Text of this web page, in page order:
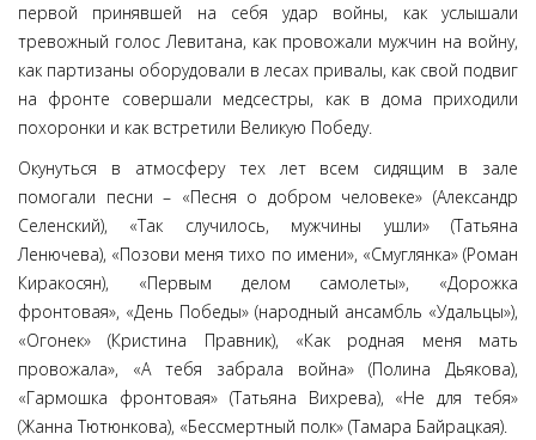
первой принявшей на себя удар войны, как услышали
тревожный голос Левитана, как провожали мужчин на войну,
как партизаны оборудовали в лесах привалы, как свой подвиг
на фронте совершали медсестры, как в дома приходили
похоронки и как встретили Великую Победу.
Окунуться в атмосферу тех лет всем сидящим в зале
помогали песни – «Песня о добром человеке» (Александр
Селенский), «Так случилось, мужчины ушли» (Татьяна
Ленючева), «Позови меня тихо по имени», «Смуглянка» (Роман
Киракосян), «Первым делом самолеты», «Дорожка
фронтовая», «День Победы» (народный ансамбль «Удальцы»),
«Огонек» (Кристина Правник), «Как родная меня мать
провожала», «А тебя забрала война» (Полина Дьякова),
«Гармошка фронтовая» (Татьяна Вихрева), «Не для тебя»
(Жанна Тютюнкова), «Бессмертный полк» (Тамара Байрацкая).